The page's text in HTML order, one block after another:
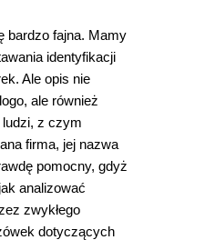
bardzo fajna. Mamy
identyfikacji
Ale opis nie
ale również
z czym
firma, jej nazwa
pomocny, gdyż
analizować
zwykłego
dotyczących